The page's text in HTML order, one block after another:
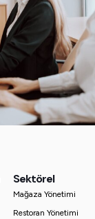
Sektörel
Mağaza Yönetimi
Restoran Yönetimi